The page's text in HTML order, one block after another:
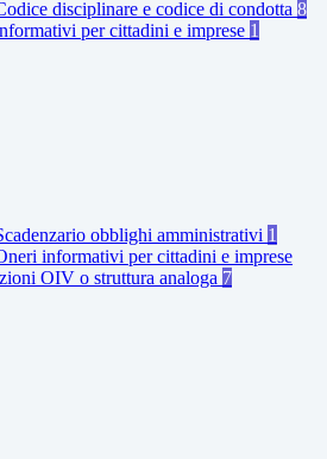
disciplinare e codice di condotta 8
per cittadini e imprese 1
obblighi amministrativi 1
informativi per cittadini e imprese
OIV o struttura analoga 7